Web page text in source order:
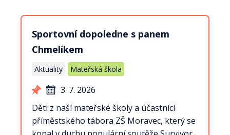
Sportovní dopoledne s panem
Chmelíkem
Aktuality Mateřská škola
3. 7. 2026
Děti z naší mateřské školy a účastnící
příměstského tábora ZŠ Moravec, který se